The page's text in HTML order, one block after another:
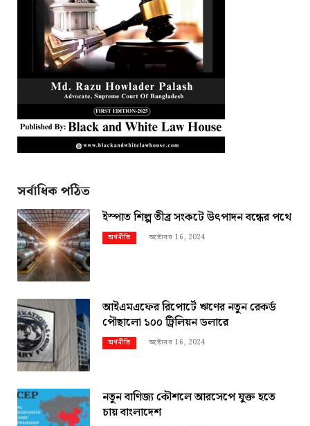
সর্বাধিক পঠিত
ইস্পাত শিল্প তীব্র সংকটে উৎপাদন বন্ধের পথে
অর্থনীতি অক্টোবর 16, 2024
আইএমএফের রিপোর্টে ঋণের নতুন রেকর্ড
পৌছালো ১০০ ট্রিলিয়ন ডলারে
অর্থনীতি অক্টোবর 16, 2024
নতুন বাণিজ্য কৌশলে আরসেপে যুক্ত হতে
চায় বাংলাদেশ